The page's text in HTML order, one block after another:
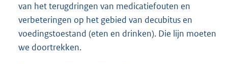
van het terugdringen van medicatiefouten en
verbeteringen op het gebied van decubitus en
voedingstoestand (eten en drinken). Die lijn moeten
we doortrekken.